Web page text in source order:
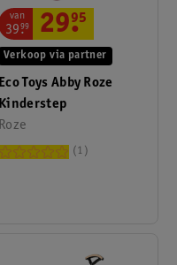
Eco Toys Abby Roze
Kinderstep
Roze
Verkoop via partner
van
39.
99 29.
95
1